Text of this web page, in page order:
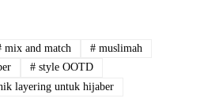
mix and match # muslimah
#style OOTD
layering untuk hijaber